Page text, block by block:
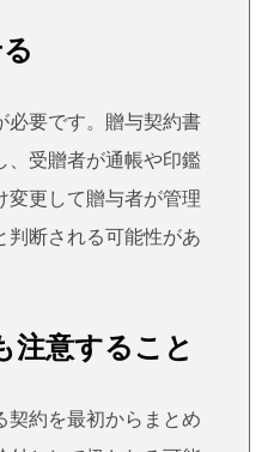
必要です。贈与契約書
、受贈者が通帳や印鑑
変更して贈与者が管理
判断される可能性があ
注意すること
契約を最初からまとめ